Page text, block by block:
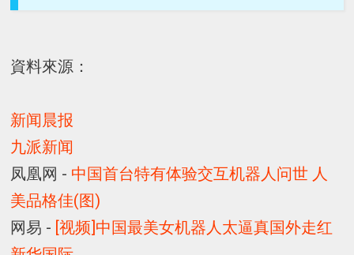
資料來源：
新闻晨报
九派新闻
凤凰网 - 中国首台特有体验交互机器人问世 人
美品格佳(图)
网易 - [视频]中国最美女机器人太逼真国外走红